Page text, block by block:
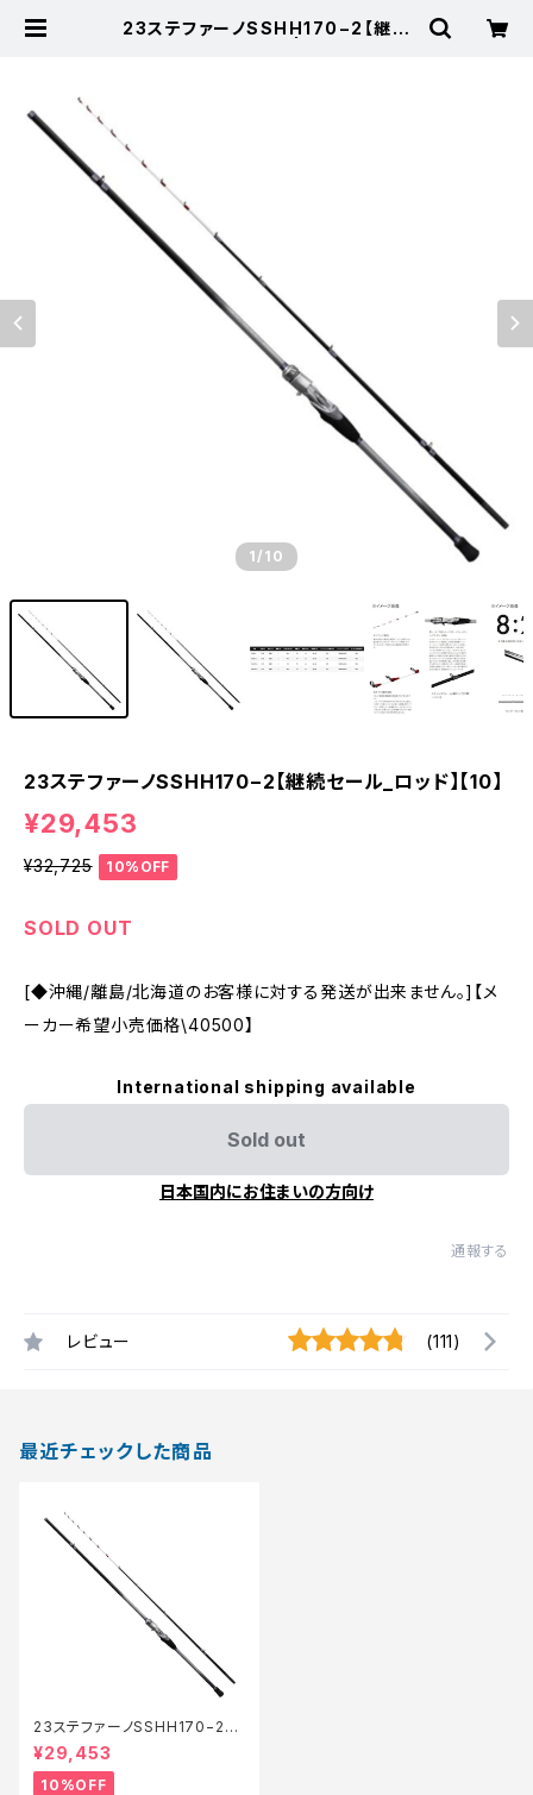
23ステファーノSSHH170−2【継続
1 /10
23ステファーノSSHH170−2【継続セール_ロッド】【10】
¥29,453
¥32,725 10%OFF
SOLD OUT
[◆沖縄/離島/北海道のお客様に対する発送が出来ません。]【メ
ーカー希望小売価格\40500】
International shipping available
Sold out
日本国内にお住まいの方向け
通報する
レビュー (111)
最近チェックした商品
23ステファーノSSHH170−2
【継続セール_ロッド】【10】
¥29,453
10%OFF